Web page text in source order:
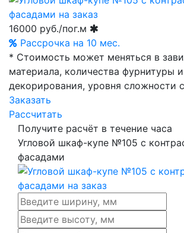
16000 руб./пог.м
Рассрочка на 10 мес.
* Стоимость может меняться в
материала, количества фурнитуры
декорирования, уровня сложности
Заказать
Рассчитать
Получите расчёт в течение часа
Угловой шкаф-купе №105 с
фасадами